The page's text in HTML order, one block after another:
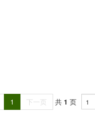
1 下一页 共 1 页